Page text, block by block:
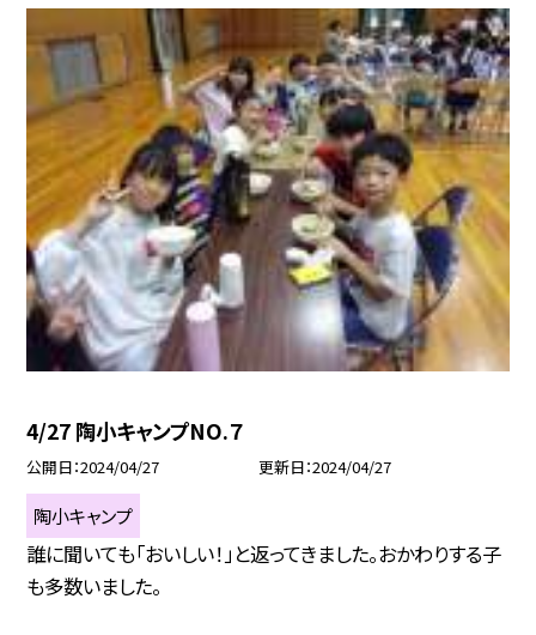
4/27 陶小キャンプNO.７
公開日 2024/04/27 更新日 2024/04/27
陶小キャンプ
誰に聞いても「おいしい！」と返ってきました。おかわりする子
も多数いました。